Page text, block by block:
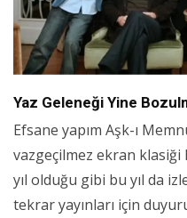
Yaz Geleneği Yine
Efsane yapım Aşk-ı
vazgeçilmez ekran
yıl olduğu gibi bu yıl da
tekrar yayınları için